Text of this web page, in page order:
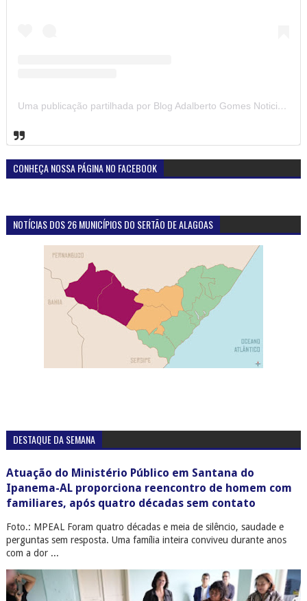
Uma publicação partilhada por Blog Adalberto Gomes Noticias (@blogadalbertogomesnoticiass)
CONHEÇA NOSSA PÁGINA NO FACEBOOK
NOTÍCIAS DOS 26 MUNICÍPIOS DO SERTÃO DE ALAGOAS
DESTAQUE DA SEMANA
Atuação do Ministério Público em Santana do
Ipanema-AL proporciona reencontro de homem com
familiares, após quatro décadas sem contato
Foto.: MPEAL Foram quatro décadas e meia de silêncio, saudade e
perguntas sem resposta. Uma família inteira conviveu durante anos
com a dor ...